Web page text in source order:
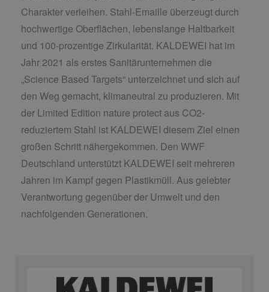
Charakter verleihen. Stahl-Emaille überzeugt durch
hochwertige Oberflächen, lebenslange Haltbarkeit
und 100-prozentige Zirkularität. KALDEWEI hat im
Jahr 2021 als erstes Sanitärunternehmen die
„Science Based Targets“ unterzeichnet und sich auf
den Weg gemacht, klimaneutral zu produzieren. Mit
der Limited Edition nature protect aus CO2-
reduziertem Stahl ist KALDEWEI diesem Ziel einen
großen Schritt nähergekommen. Den WWF
Deutschland unterstützt KALDEWEI seit mehreren
Jahren im Kampf gegen Plastikmüll. Aus gelebter
Verantwortung gegenüber der Umwelt und den
nachfolgenden Generationen.